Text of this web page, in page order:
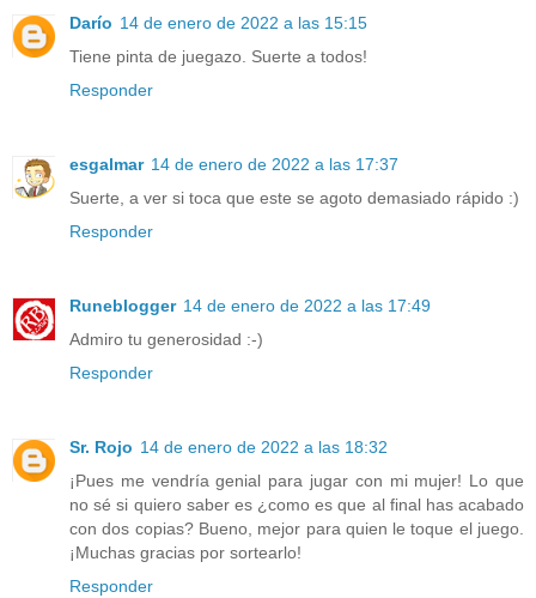
Darío 14 de enero de 2022 a las 15:15
Tiene pinta de juegazo. Suerte a todos!
Responder
esgalmar 14 de enero de 2022 a las 17:37
Suerte, a ver si toca que este se agoto demasiado rápido :)
Responder
Runeblogger 14 de enero de 2022 a las 17:49
Admiro tu generosidad :-)
Responder
Sr. Rojo 14 de enero de 2022 a las 18:32
¡Pues me vendría genial para jugar con mi mujer! Lo que
no sé si quiero saber es ¿como es que al final has acabado
con dos copias? Bueno, mejor para quien le toque el juego.
¡Muchas gracias por sortearlo!
Responder